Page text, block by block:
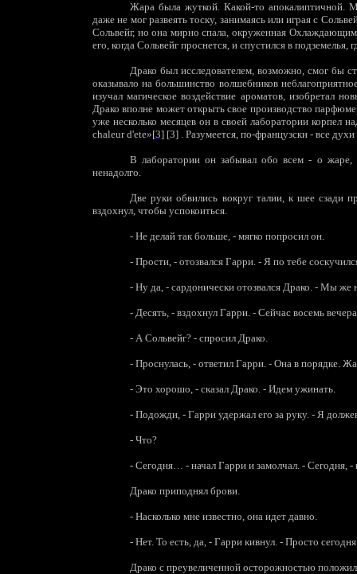
Жара была жуткой. Какой-то апокалиптичной.
даже не мог развеять тоску, занимаясь или играя с
Сольвейг, но она мирно спала, окруженная
его, когда Сольвейг проснется, и спустился в подземелья,
Драко был исследователем, возможно, смог бы
оказывало на большинство волшебников
изучал магическое воздействие ароматов, изобретал
Драко вполне может открыть свое производство
уже несколько месяцев он в своей лаборатории корпел
chaleur d'ete»[3] [3] . Разумеется, по-французски - все
В лаборатории он забывал обо всем - о
ненадолго.
Две руки обвились вокруг талии, к шее сзади
вздохнул, чтобы успокоиться.
- Не делай так больше, - мягко попросил он.
- Прости, - отозвался Гарри. - Я по тебе
- Ну да, - сардонически отозвался Драко. - Мы же
- Десять, - вздохнул Гарри. - Сейчас восемь
- А Сольвейг? - спросил Драко.
- Проснулась, - ответил Гарри. - Она в порядке.
- Это хорошо, - сказал Драко. - Идем ужинать.
- Подожди, - Гарри удержал его за руку. - Я
- Что?
- Сегодня… - начал Гарри и замолчал. - Сегодня, -
Драко приподнял брови.
- Насколько мне известно, она идет давно.
- Нет. То есть, да, - Гарри кивнул. - Просто
Драко с преувеличенной осторожностью положил